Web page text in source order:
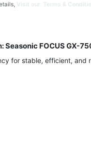
Seasonic FOCUS GX-
for stable, efficient, and